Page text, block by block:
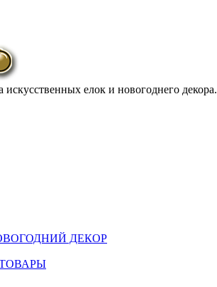
елок и новогоднего декора.
ДЕКОР